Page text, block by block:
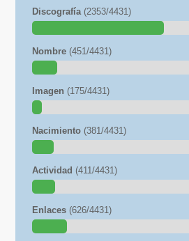
Discografía (2353/4431)
Nombre (451/4431)
Imagen (175/4431)
Nacimiento (381/4431)
Actividad (411/4431)
Enlaces (626/4431)